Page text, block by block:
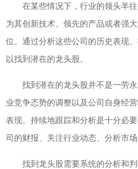
在某些情况下，行业的领头羊
为其创新技术、领先的产品或者强
位。通过分析这些公司的历史表现
以找到潜在的龙头股。
找到潜在的龙头股并不是一劳
业竞争态势的调整以及公司自身经
表现。持续地跟踪和分析是十分必
司的财报、关注行业动态、分析市场
找到龙头股需要系统的分析和